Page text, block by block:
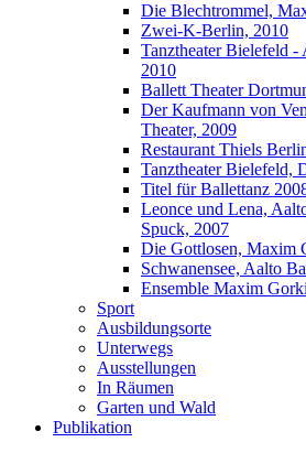
Die Blechtrommel,
Zwei-K-Berlin, 2010
Tanztheater Bielefeld -
2010
Ballett Theater
Der Kaufmann von
Theater, 2009
Restaurant Thiels
Tanztheater Bielefeld,
Titel für Ballettanz
Leonce und Lena,
Spuck, 2007
Die Gottlosen, Maxim
Schwanensee, Aalto
Ensemble Maxim
Sport
Ausbildungsorte
Unterwegs
Ausstellungen
In Räumen
Garten und Wald
Publikation